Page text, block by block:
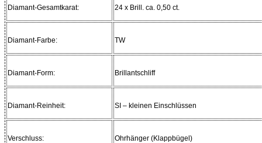
Diamant-Gesamtkarat: 24 x Brill. ca. 0,50 ct.
Diamant-Farbe: TW
Diamant-Form: Brillantschliff
Diamant-Reinheit: SI – kleinen Einschlüssen
Verschluss: Ohrhänger (Klappbügel)